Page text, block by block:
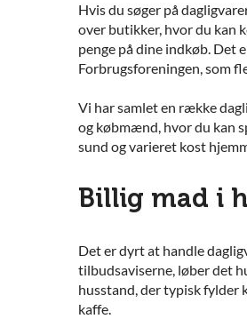
Hvis du søger på
over butikker, hvor du kan
penge på dine indkøb. Det
Forbrugsforeningen, som
Vi har samlet en række
og købmænd, hvor du kan
sund og varieret kost
Billig mad i
Det er dyrt at handle
tilbudsaviserne, løber det
husstand, der typisk fylder
kaffe.